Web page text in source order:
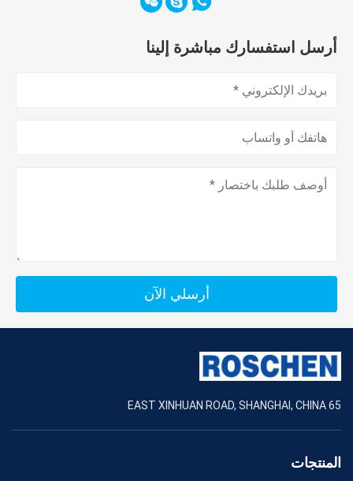
أرسل استفسارك مباشرة إلينا
أرسلي الآن
65 EAST XINHUAN ROAD, SHANGHAI, CHINA
المنتجات